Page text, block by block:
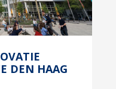
DEN HAAG